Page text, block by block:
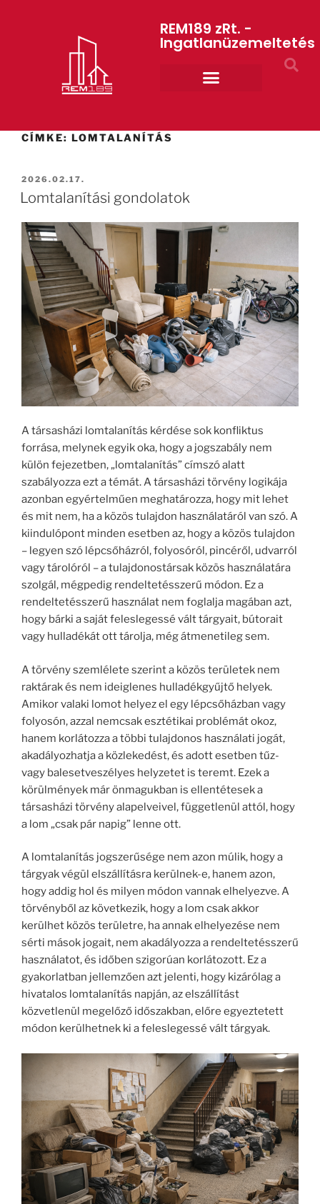
REM189 zRt. -
Ingatlanüzemeltetés
CÍMKE: LOMTALANÍTÁS
2026.02.17.
Lomtalanítási gondolatok
A társasházi lomtalanítás kérdése sok konfliktus
forrása, melynek egyik oka, hogy a jogszabály nem
külön fejezetben, „lomtalanítás” címszó alatt
szabályozza ezt a témát. A társasházi törvény logikája
azonban egyértelműen meghatározza, hogy mit lehet
és mit nem, ha a közös tulajdon használatáról van szó. A
kiindulópont minden esetben az, hogy a közös tulajdon
– legyen szó lépcsőházról, folyosóról, pincéről, udvarról
vagy tárolóról – a tulajdonostársak közös használatára
szolgál, mégpedig rendeltetésszerű módon. Ez a
rendeltetésszerű használat nem foglalja magában azt,
hogy bárki a saját feleslegessé vált tárgyait, bútorait
vagy hulladékát ott tárolja, még átmenetileg sem.
A törvény szemlélete szerint a közös területek nem
raktárak és nem ideiglenes hulladékgyűjtő helyek.
Amikor valaki lomot helyez el egy lépcsőházban vagy
folyosón, azzal nemcsak esztétikai problémát okoz,
hanem korlátozza a többi tulajdonos használati jogát,
akadályozhatja a közlekedést, és adott esetben tűz-
vagy balesetveszélyes helyzetet is teremt. Ezek a
körülmények már önmagukban is ellentétesek a
társasházi törvény alapelveivel, függetlenül attól, hogy
a lom „csak pár napig” lenne ott.
A lomtalanítás jogszerűsége nem azon múlik, hogy a
tárgyak végül elszállításra kerülnek-e, hanem azon,
hogy addig hol és milyen módon vannak elhelyezve. A
törvényből az következik, hogy a lom csak akkor
kerülhet közös területre, ha annak elhelyezése nem
sérti mások jogait, nem akadályozza a rendeltetésszerű
használatot, és időben szigorúan korlátozott. Ez a
gyakorlatban jellemzően azt jelenti, hogy kizárólag a
hivatalos lomtalanítás napján, az elszállítást
közvetlenül megelőző időszakban, előre egyeztetett
módon kerülhetnek ki a feleslegessé vált tárgyak.